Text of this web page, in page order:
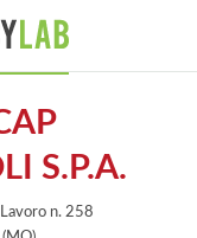
S.P.A.
n. 258